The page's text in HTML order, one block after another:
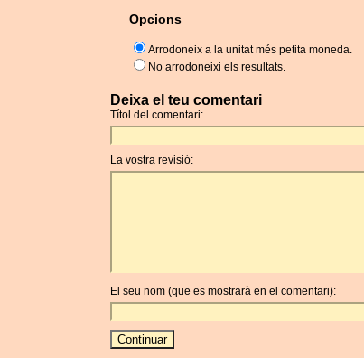
Opcions
Arrodoneix a la unitat més petita moneda.
No arrodoneixi els resultats.
Deixa el teu comentari
Títol del comentari:
La vostra revisió:
El seu nom (que es mostrarà en el comentari):